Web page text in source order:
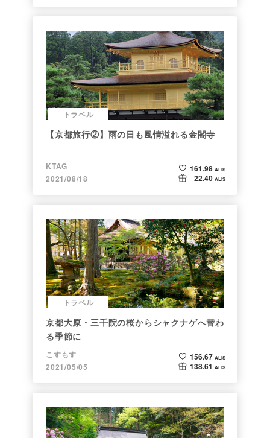
トラベル
【京都旅行②】雨の日も風情溢れる金閣寺
KTAG
2021/08/18
161.98 ALIS
22.40 ALIS
トラベル
京都大原・三千院の桜からシャクナゲへ替わ
る季節に
こすもす
2021/05/05
156.67 ALIS
138.61 ALIS